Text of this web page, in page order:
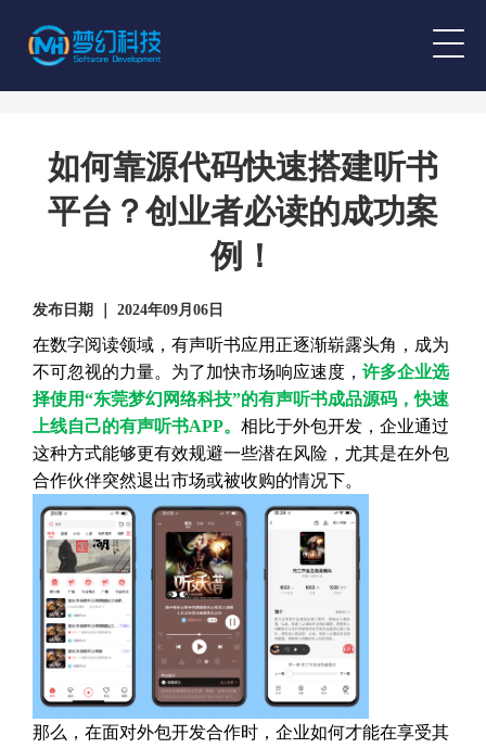
如何靠源代码快速搭建听书
平台？创业者必读的成功案
例！
发布日期 ｜ 2024年09月06日
在数字阅读领域，有声听书应用正逐渐崭露头角，成为
不可忽视的力量。为了加快市场响应速度， 许多企业选
择使用“东莞梦幻网络科技”的有声听书成品源码，快速
上线自己的有声听书APP。 相比于外包开发，企业通过
这种方式能够更有效规避一些潜在风险，尤其是在外包
合作伙伴突然退出市场或被收购的情况下。
那么，在面对外包开发合作时，企业如何才能在享受其